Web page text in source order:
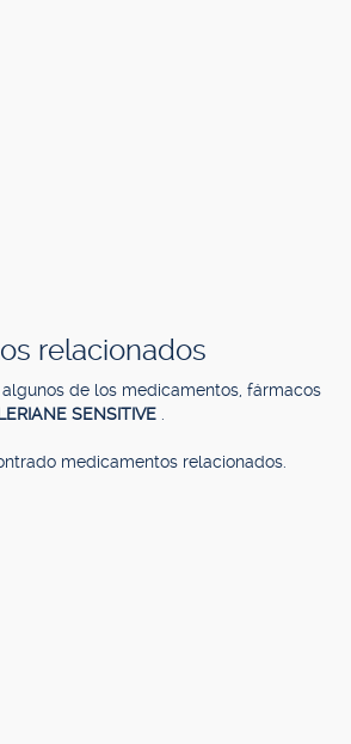
relacionados
de los medicamentos, fármacos
SENSITIVE
medicamentos relacionados.